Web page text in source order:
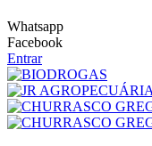
Whatsapp
Facebook
Entrar